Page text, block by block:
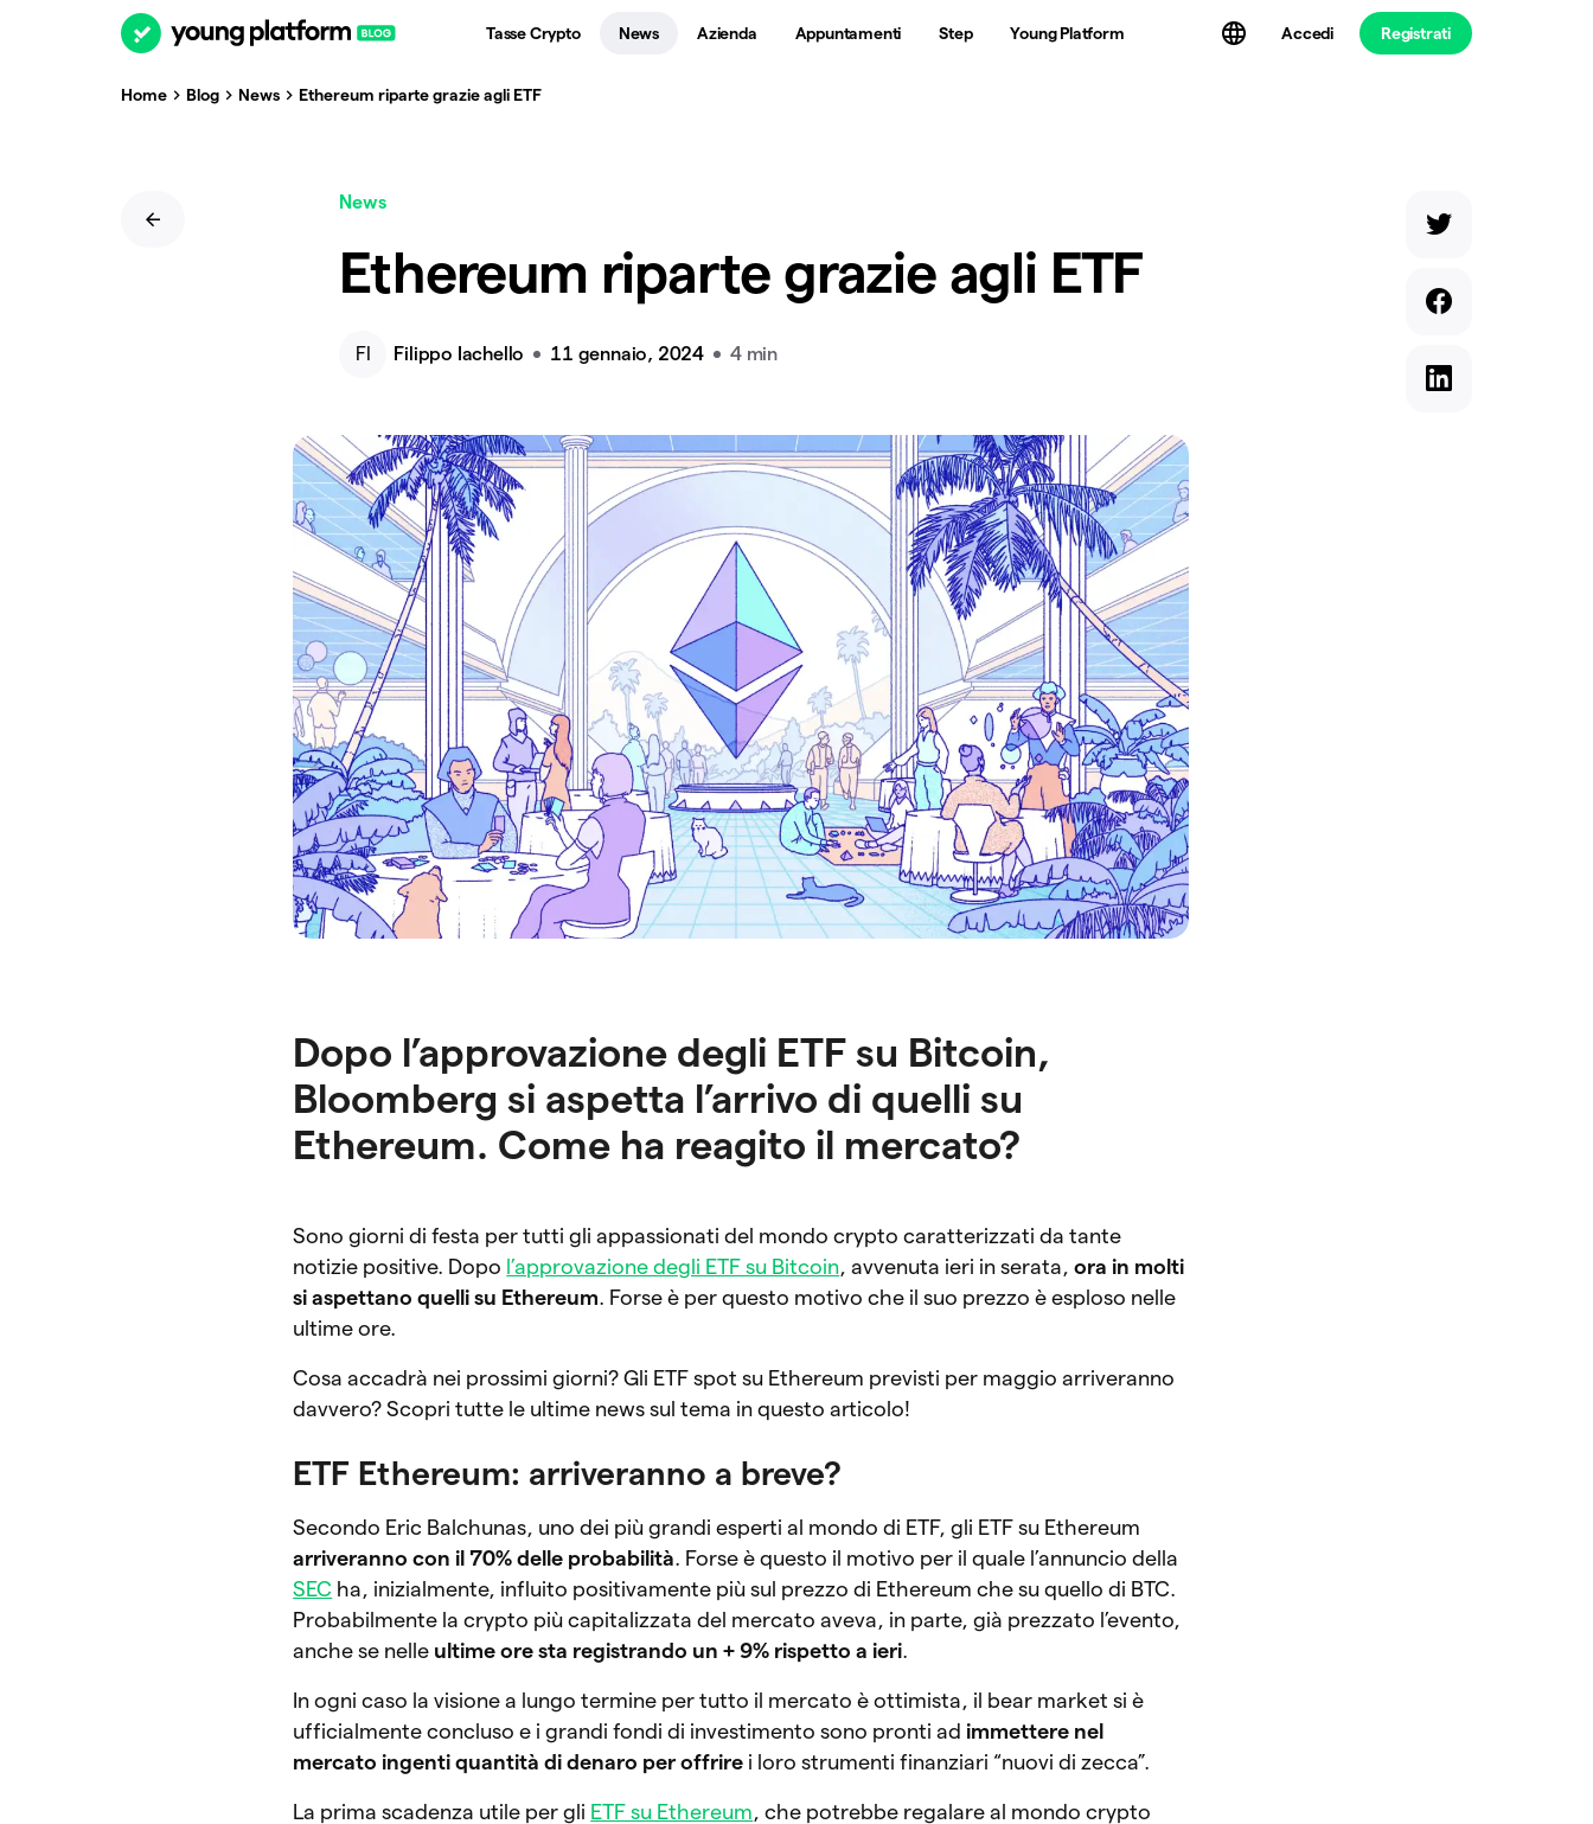
Appuntamenti
Azienda
News Step
Tasse Crypto Young Platform Accedi Registrati
Home Blog News Ethereum riparte grazie agli ETF
News
Ethereum riparte grazie agli ETF
FI Filippo Iachello 11 gennaio, 2024 4 min
Dopo l’approvazione degli ETF su Bitcoin,
Bloomberg si aspetta l’arrivo di quelli su
Ethereum. Come ha reagito il mercato?
Sono giorni di festa per tutti gli appassionati del mondo crypto caratterizzati da tante
notizie positive. Dopo l’approvazione degli ETF su Bitcoin , avvenuta ieri in serata,ora in molti
si aspettano quelli su Ethereum . Forse è per questo motivo che il suo prezzo è esploso nelle
ultime ore.
Cosa accadrà nei prossimi giorni? Gli ETF spot su Ethereum previsti per maggio arriveranno
davvero? Scopri tutte le ultime news sul tema in questo articolo!
ETF Ethereum: arriveranno a breve?
Secondo Eric Balchunas, uno dei più grandi esperti al mondo di ETF, gli ETF su Ethereum
arriveranno con il 70% delle probabilità . Forse è questo il motivo per il quale l’annuncio della
SEC ha, inizialmente, influito positivamente più sul prezzo di Ethereum che su quello di BTC.
Probabilmente la crypto più capitalizzata del mercato aveva, in parte, già prezzato l’evento,
anche se nelle ultime ore sta registrando un + 9% rispetto a ieri
In ogni caso la visione a lungo termine per tutto il mercato è ottimista, il bear market si è
ufficialmente concluso e i grandi fondi di investimento sono pronti ad immettere nel
mercato ingenti quantità di denaro per offrire i loro strumenti finanziari “nuovi di zecca”.
La prima scadenza utile per gli ETF su Ethereum , che potrebbe regalare al mondo crypto